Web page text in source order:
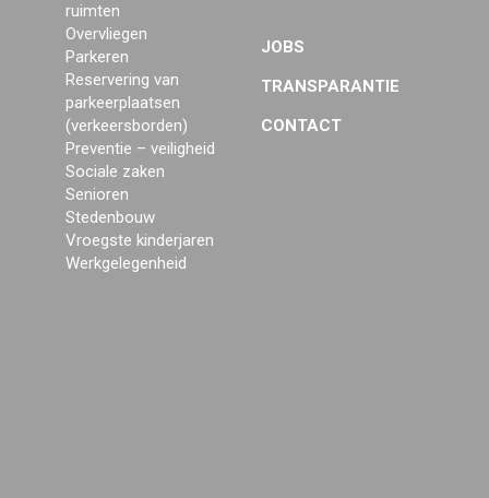
ruimten
Overvliegen
Parkeren
Reservering van
parkeerplaatsen
(verkeersborden)
Preventie – veiligheid
Sociale zaken
Senioren
Stedenbouw
Vroegste kinderjaren
Werkgelegenheid
JOBS
TRANSPARANTIE
CONTACT